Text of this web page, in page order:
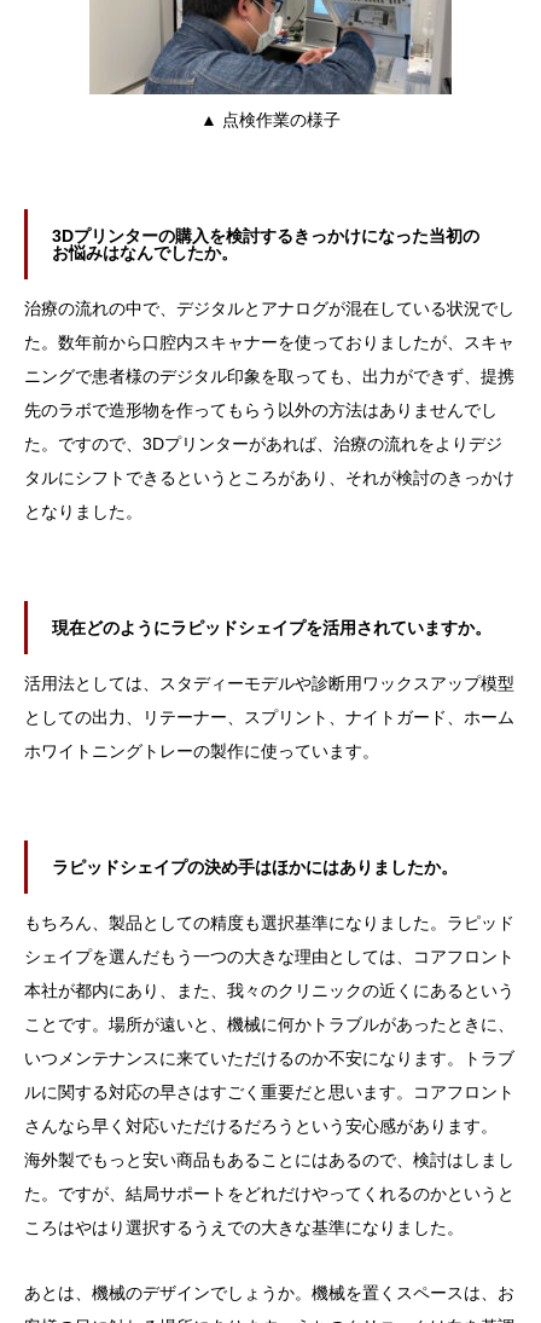
▲ 点検作業の様子
3Dプリンターの購入を検討するきっかけになった当初の
お悩みはなんでしたか。
治療の流れの中で、デジタルとアナログが混在している状況でし
た。数年前から口腔内スキャナーを使っておりましたが、スキャ
ニングで患者様のデジタル印象を取っても、出力ができず、提携
先のラボで造形物を作ってもらう以外の方法はありませんでし
た。ですので、3Dプリンターがあれば、治療の流れをよりデジ
タルにシフトできるというところがあり、それが検討のきっかけ
となりました。
現在どのようにラピッドシェイプを活用されていますか。
活用法としては、スタディーモデルや診断用ワックスアップ模型
としての出力、リテーナー、スプリント、ナイトガード、ホーム
ホワイトニングトレーの製作に使っています。
ラピッドシェイプの決め手はほかにはありましたか。
もちろん、製品としての精度も選択基準になりました。ラピッド
シェイプを選んだもう一つの大きな理由としては、コアフロント
本社が都内にあり、また、我々のクリニックの近くにあるという
ことです。場所が遠いと、機械に何かトラブルがあったときに、
いつメンテナンスに来ていただけるのか不安になります。トラブ
ルに関する対応の早さはすごく重要だと思います。コアフロント
さんなら早く対応いただけるだろうという安心感があります。
海外製でもっと安い商品もあることにはあるので、検討はしまし
た。ですが、結局サポートをどれだけやってくれるのかというと
ころはやはり選択するうえでの大きな基準になりました。
あとは、機械のデザインでしょうか。機械を置くスペースは、お